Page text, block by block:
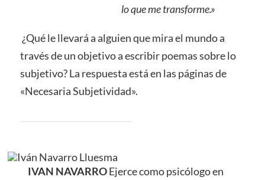
lo que me transforme.»
¿Qué le llevará a alguien que mira el mundo a
través de un objetivo a escribir poemas sobre lo
subjetivo? La respuesta está en las páginas de
«Necesaria Subjetividad».
IVAN NAVARROEjerce como psicólogo en